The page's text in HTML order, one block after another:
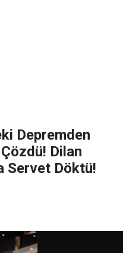
Depremden
Dilan
Servet Döktü!